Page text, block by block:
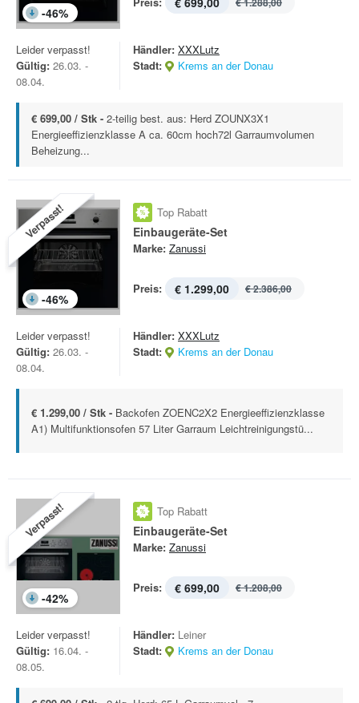
-46%
Leider verpasst!
Gültig: 26.03. -
08.04.
Händler: XXXLutz
Stadt:
Krems an der Donau
€ 699,00 / Stk - 2-teilig best. aus: Herd ZOUNX3X1
Energieeffizienzklasse A ca. 60cm hoch72l Garraumvolumen
Beheizung...
Verpasst!
-46%
Top Rabatt
Einbaugeräte-Set
Marke: Zanussi
Preis: € 1.299,00 € 2.386,00
Leider verpasst!
Gültig: 26.03. -
08.04.
Händler: XXXLutz
Stadt:
Krems an der Donau
€ 1.299,00 / Stk - Backofen ZOENC2X2 Energieeffizienzklasse
A1) Multifunktionsofen 57 Liter Garraum Leichtreinigungstü...
Verpasst!
-42%
Top Rabatt
Einbaugeräte-Set
Marke: Zanussi
Preis: € 699,00 € 1.208,00
Leider verpasst!
Gültig: 16.04. -
08.05.
Händler: Leiner
Stadt:
Krems an der Donau